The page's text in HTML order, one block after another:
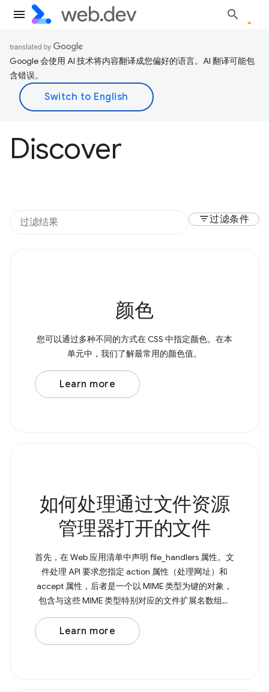
Google 会使用 AI 技术将内容翻译成您偏好的语言。AI 翻译可能包
含错误。
Discover
filter_list过滤条件
颜色
您可以通过多种不同的方式在 CSS 中指定颜色。在本
单元中，我们了解最常用的颜色值。
Learn more
如何处理通过文件资源
管理器打开的文件
首先，在 Web 应用清单中声明 file_handlers 属性。文
件处理 API 要求您指定 action 属性（处理网址）和
accept 属性，后者是一个以 MIME 类型为键的对象，
包含与这些 MIME 类型特别对应的文件扩展名数组。
接下来，您需要使用 File Handling API 通过
launchQueue 命令式地处理已打开的文件。 Browser
Support Source 如果不支持 File Handling API，您仍
Learn more